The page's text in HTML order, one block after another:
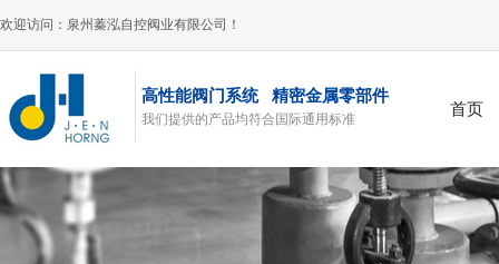
欢迎访问：泉州蓁泓自控阀业有限公司！
高性能阀门系统 精密金属零部件
我们提供的产品均符合国际通用标准
首页
风阀